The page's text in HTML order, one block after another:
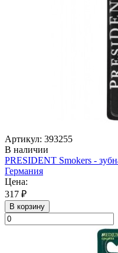
Артикул: 393255
В наличии
PRESIDENT Smokers -
Германия
Цена:
317 ₽
В корзину